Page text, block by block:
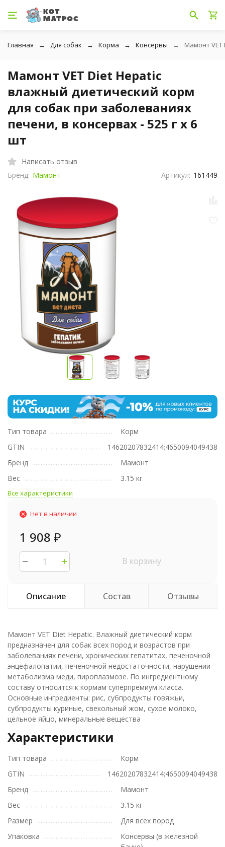
Главная Для собак Корма Консервы Мамонт VET
Мамонт VET Diet Hepatic
влажный диетический корм
для собак при заболеваниях
печени, в консервах - 525 г х 6
шт
Написать отзыв
Бренд: Мамонт Артикул: 161449
Тип товара
Корм
GTIN
14620207832414;4650094049438
Бренд
Мамонт
Вес
3.15 кг
Все характеристики
Нет в наличии
1 908 ₽
В корзину
Описание Состав Отзывы
Мамонт VET Diet Hepatic. Влажный диетический корм
предназначен для собак всех пород и возрастов при
заболеваниях печени, хронических гепатитах, печеночной
энцефалопатии, печеночной недостаточности, нарушении
метаболизма меди, пироплазмозе. По ингредиентному
составу относится к кормам суперпремиум класса.
Основные ингредиенты: рис, субпродукты говяжьи,
субпродукты куриные, свекольный жом, сухое молоко,
цельное яйцо, минеральные вещества
Характеристики
Тип товара
Корм
GTIN
14620207832414;4650094049438
Бренд
Мамонт
Вес
3.15 кг
Размер
Для всех пород
Упаковка
Консервы (в железной